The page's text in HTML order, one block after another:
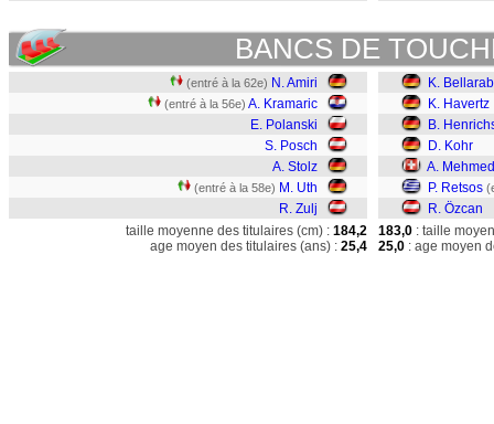
BANCS DE
(entré à la 62e) N. Amiri
(entré à la 56e) A. Kramaric
E. Polanski
S. Posch
A. Stolz
(entré à la 58e) M. Uth
R. Zulj
K.
K. Havertz
B.
D. Kohr
A.
P. Retsos
R. Özcan
taille moyenne des titulaires (cm) : 184,2
age moyen des titulaires (ans) : 25,4
183,0 : taille
25,0 : age moyen